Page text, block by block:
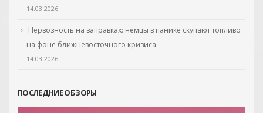
14.03.2026
Нервозность на заправках: немцы в панике скупают топливо
на фоне ближневосточного кризиса
14.03.2026
ПОСЛЕДНИЕ ОБЗОРЫ